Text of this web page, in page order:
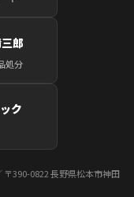
郎
処分
ク
390-0822 長野県松本市神田